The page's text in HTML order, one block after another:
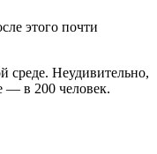
этого почти
среде. Неудивительно,
— в 200 человек.